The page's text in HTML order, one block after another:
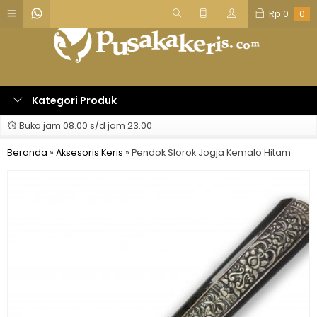
Rp 0 0
Kategori Produk
Buka jam 08.00 s/d jam 23.00
Beranda » Aksesoris Keris » Pendok Slorok Jogja Kemalo Hitam